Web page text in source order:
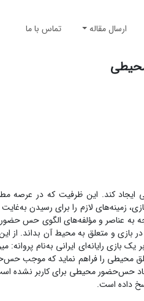
ارسال مقاله تماس با ما
کند. این ظرفیت که در عرصه
زمینه‌های لازم را برای رسیدن به‌غایت
به عناصر و مؤلفه‌های الگوی حس
در بازی و متعلق به محیط آن بداند. از
رایانه‌ای ایرانی به‌نام پروانه:
محیطی را فراهم نماید که موجب
حس‌حضور محیطی برای کاربر نشده
داده است.